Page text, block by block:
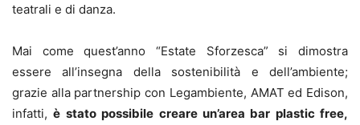
teatrali e di danza.
Mai come quest’anno “Estate Sforzesca” si dimostra
essere all’insegna della sostenibilità e dell’ambiente;
grazie alla partnership con Legambiente, AMAT ed Edison,
infatti,è stato possibile creare un’area bar plastic free,